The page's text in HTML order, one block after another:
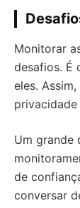
Monitorar
desafios. É
eles.
Um grande
de
conversar